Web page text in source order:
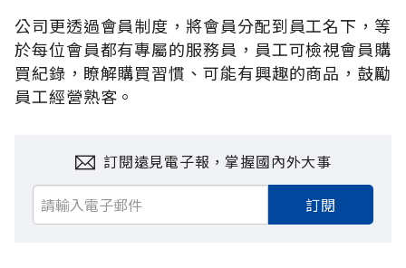
公司更透過會員制度，將會員分配到員工名下，等
於每位會員都有專屬的服務員，員工可檢視會員購
買紀錄，瞭解購買習慣、可能有興趣的商品，鼓勵
員工經營熟客。
訂閱遠見電子報，掌握國內外大事
訂閱